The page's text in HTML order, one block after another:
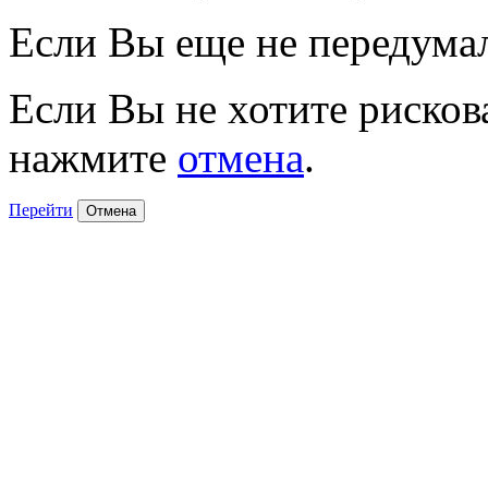
Если Вы еще не
Если Вы не хотите
нажмите отмена.
Перейти Отмена